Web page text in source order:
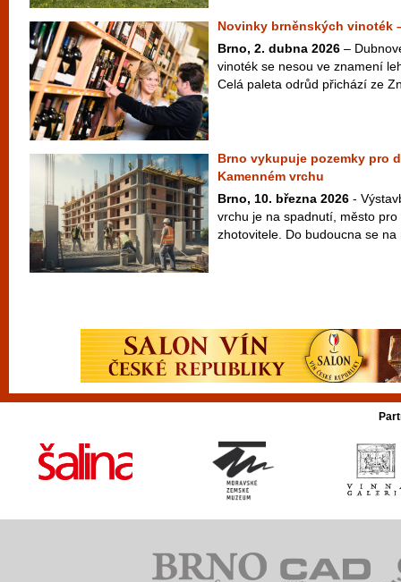
Novinky brněnských vinoték
Brno, 2. dubna 2026 –
vinoték se nesou ve znamení
Celá paleta odrůd přichází ze
Brno vykupuje pozemky pro
Kamenném vrchu
Brno, 10. března 2026 -
vrchu je na spadnutí, město
zhotovitele. Do budoucna se